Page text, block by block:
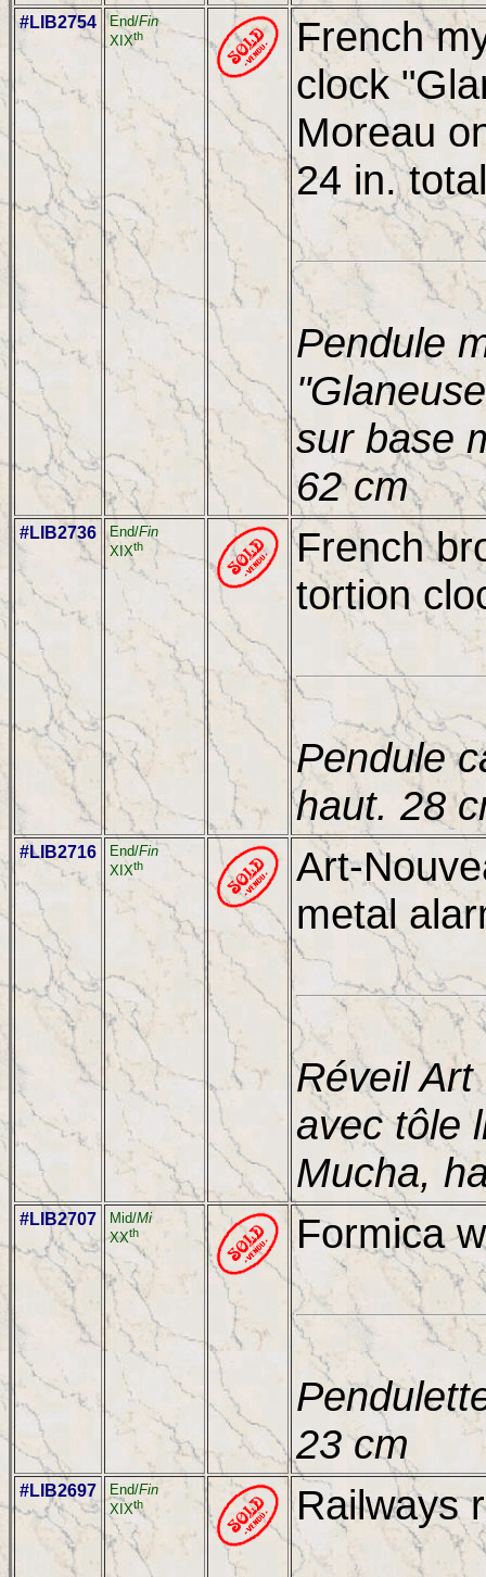
#LIB2754 End/Fin
XIXth
French
clock
Moreau
24 in.
Pendule
sur base
62 cm
#LIB2736 End/Fin
XIXth
French
tortion
Pendule
haut. 28
#LIB2716 End/Fin
XIXth
Art-
metal
Réveil
avec tôle
Mucha,
#LIB2707 Mid/Mi
XXth Formica
23 cm
#LIB2697 End/Fin
XIXth Railways